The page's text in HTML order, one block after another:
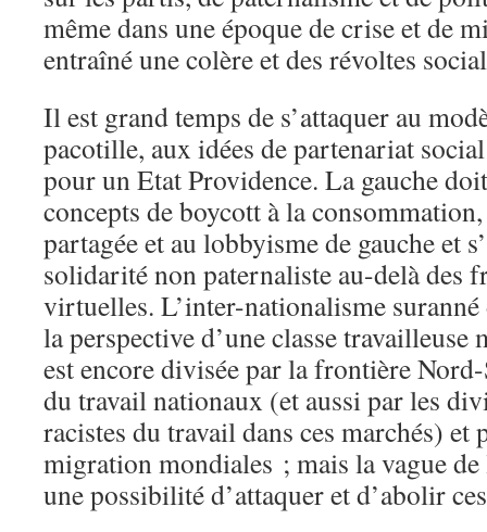
même dans une époque de crise et de
entraîné une colère et des révoltes
Il est grand temps de s’attaquer au
pacotille, aux idées de partenariat
pour un Etat Providence. La gauche
concepts de boycott à la
partagée et au lobbyisme de gauche et
solidarité non paternaliste au-delà des
virtuelles. L’inter-nationalisme
la perspective d’une classe travailleuse
est encore divisée par la frontière
du travail nationaux (et aussi par les
racistes du travail dans ces marchés) et
migration mondiales ; mais la vague
une possibilité d’attaquer et d’abolir